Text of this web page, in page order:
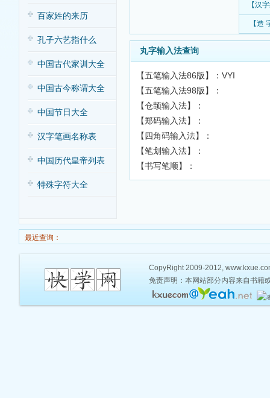
百家姓的来历
孔子六艺指什么
中国古代家训大全
中国古今称谓大全
中国节日大全
汉字笔画名称表
中国历代皇帝列表
特殊字符大全
【汉
【造
丸字输入法查询
【五笔输入法86版】：VYI
【五笔输入法98版】：
【仓颉输入法】：
【郑码输入法】：
【四角码输入法】：
【笔划输入法】：
【书写笔顺】：
最近查询：
CopyRight 2009-2012,
免责声明：本网站部分内容来自书籍